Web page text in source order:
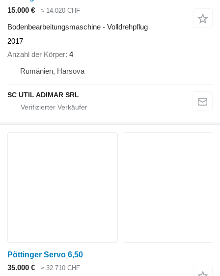
15.000 €
≈ 14.020 CHF
Bodenbearbeitungsmaschine - Volldrehpflug
2017
Anzahl der Körper 4
Rumänien, Harsova
SC UTIL ADIMAR SRL
Pöttinger Servo 6,50
35.000 €
≈ 32.710 CHF